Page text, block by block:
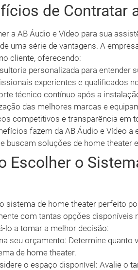
de Contratar
a AB Áudio e Vídeo para sua
uma série de vantagens. A
cliente, oferecendo:
personalizada para entender
experientes e qualificados
técnico contínuo após a
das melhores marcas e
competitivos e transparência em
fazem da AB Áudio e Vídeo
buscam soluções de home theater
Escolher o
sistema de home theater perfeito
com tantas opções disponíveis
lo a tomar a melhor decisão:
seu orçamento: Determine
de home theater.
o espaço disponível: Avalie o